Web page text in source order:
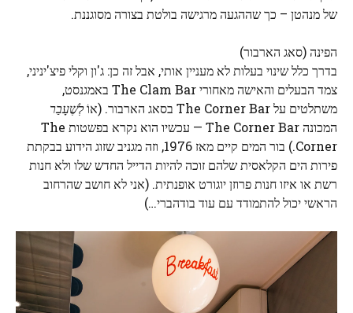
של מנהטן – כך שההגעה מרגישה בולטת בצורה מסוגננת.
הפינה (סאג הארבור)
בדרך כלל שינוי בעלות לא מעניין אותי, אבל זה כן: ג'ון וקלי פיצ'יניני,
צמד הבעלים והאישה מאחורי The Clam Bar באמגנסט,
משתלטים על The Corner Bar בסאג הארבור. (אוֹ
לְשֶׁעָבַר
המכונה The Corner Bar — עכשיו הוא נקרא בפשטות The
Corner.) בור המים קיים מאז 1976, וזה מגניב שזוג הידוע בבקתת
פירות הים הקלאסית שלהם זוכה להיות הדייל החדש שלו ולא חנות
רשת או איזו חנות פרוזן יוגורט אופנתית. (אני לא חושב שהרחוב
הראשי יכול להתמודד עם עוד בודהברי…)